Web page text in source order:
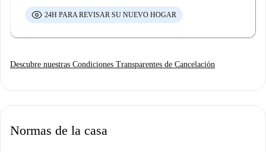
24H PARA REVISAR SU NUEVO HOGAR
Descubre nuestras Condiciones Transparentes de Cancelación
Normas de la casa